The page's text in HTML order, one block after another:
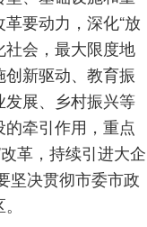
要动力，深化“放
社会，最大限度地
新驱动、教育振
展、乡村振兴等
牵引作用，重点
革，持续引进大企
坚决贯彻市委市政